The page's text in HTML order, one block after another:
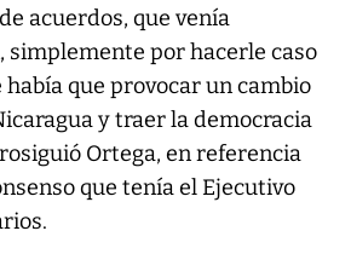
acuerdos, que venía
simplemente por hacerle caso
había que provocar un cambio
y traer la democracia
Ortega, en referencia
que tenía el Ejecutivo